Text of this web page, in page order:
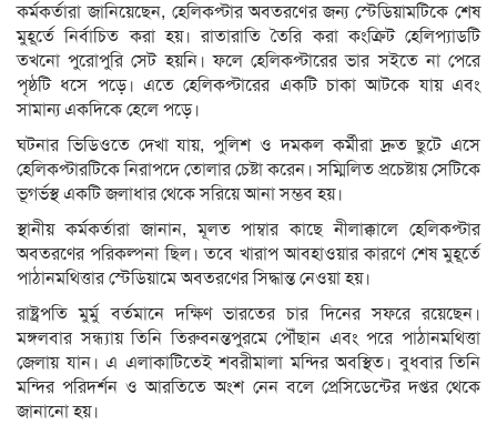
কর্মকর্তারা জানিয়েছেন, হেলিকপ্টার অবতরণের জন্য স্টেডিয়ামটিকে শেষ
মুহূর্তে নির্বাচিত করা হয়। রাতারাতি তৈরি করা কংক্রিট হেলিপ্যাডটি
তখনো পুরোপুরি সেট হয়নি। ফলে হেলিকপ্টারের ভার সইতে না পেরে
পৃষ্ঠটি ধসে পড়ে। এতে হেলিকপ্টারের একটি চাকা আটকে যায় এবং
সামান্য একদিকে হেলে পড়ে।
ঘটনার ভিডিওতে দেখা যায়, পুলিশ ও দমকল কর্মীরা দ্রুত ছুটে এসে
হেলিকপ্টারটিকে নিরাপদে তোলার চেষ্টা করেন। সম্মিলিত প্রচেষ্টায় সেটিকে
ভূগর্ভস্থ একটি জলাধার থেকে সরিয়ে আনা সম্ভব হয়।
স্থানীয় কর্মকর্তারা জানান, মূলত পাম্বার কাছে নীলাক্কালে হেলিকপ্টার
অবতরণের পরিকল্পনা ছিল। তবে খারাপ আবহাওয়ার কারণে শেষ মুহূর্তে
পাঠানমথিত্তার স্টেডিয়ামে অবতরণের সিদ্ধান্ত নেওয়া হয়।
রাষ্ট্রপতি মুর্মু বর্তমানে দক্ষিণ ভারতের চার দিনের সফরে রয়েছেন।
মঙ্গলবার সন্ধ্যায় তিনি তিরুবনন্তপুরমে পৌঁছান এবং পরে পাঠানমথিত্তা
জেলায় যান। এ এলাকাটিতেই শবরীমালা মন্দির অবস্থিত। বুধবার তিনি
মন্দির পরিদর্শন ও আরতিতে অংশ নেন বলে প্রেসিডেন্টের দপ্তর থেকে
জানানো হয়।